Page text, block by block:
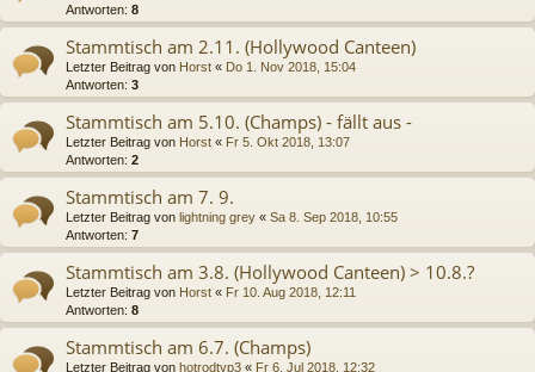
Antworten: 8
Stammtisch am 2.11. (Hollywood Canteen)
Letzter Beitrag von Horst « Do 1. Nov 2018, 15:04
Antworten: 3
Stammtisch am 5.10. (Champs) - fällt aus -
Letzter Beitrag von Horst « Fr 5. Okt 2018, 13:07
Antworten: 2
Stammtisch am 7. 9.
Letzter Beitrag von lightning grey « Sa 8. Sep 2018, 10:55
Antworten: 7
Stammtisch am 3.8. (Hollywood Canteen) > 10.8.?
Letzter Beitrag von Horst « Fr 10. Aug 2018, 12:11
Antworten: 8
Stammtisch am 6.7. (Champs)
Letzter Beitrag von hotrodtyp3 « Fr 6. Jul 2018, 12:32